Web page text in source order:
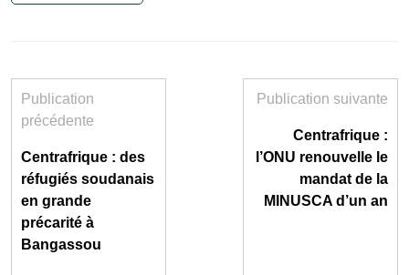
Publication
précédente
Centrafrique : des
réfugiés soudanais
en grande
précarité à
Bangassou
Publication suivante
Centrafrique :
l’ONU renouvelle le
mandat de la
MINUSCA d’un an